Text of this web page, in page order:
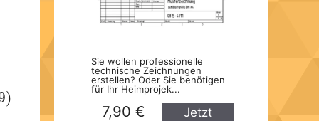
Sie wollen professionelle
technische Zeichnungen
erstellen? Oder Sie benötigen
für Ihr Heimprojek...
7,90 €
Jetzt